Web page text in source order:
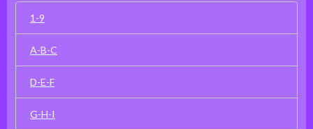
1-9
A-B-C
D-E-F
G-H-I